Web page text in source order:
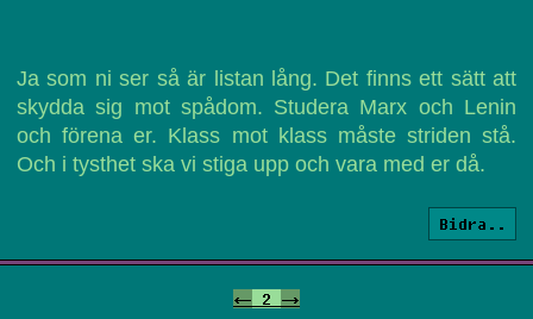
Ja som ni ser så är listan lång. Det finns ett sätt att
skydda sig mot spådom. Studera Marx och Lenin
och förena er. Klass mot klass måste striden stå.
Och i tysthet ska vi stiga upp och vara med er då.
Bidra..
<- 2 ->